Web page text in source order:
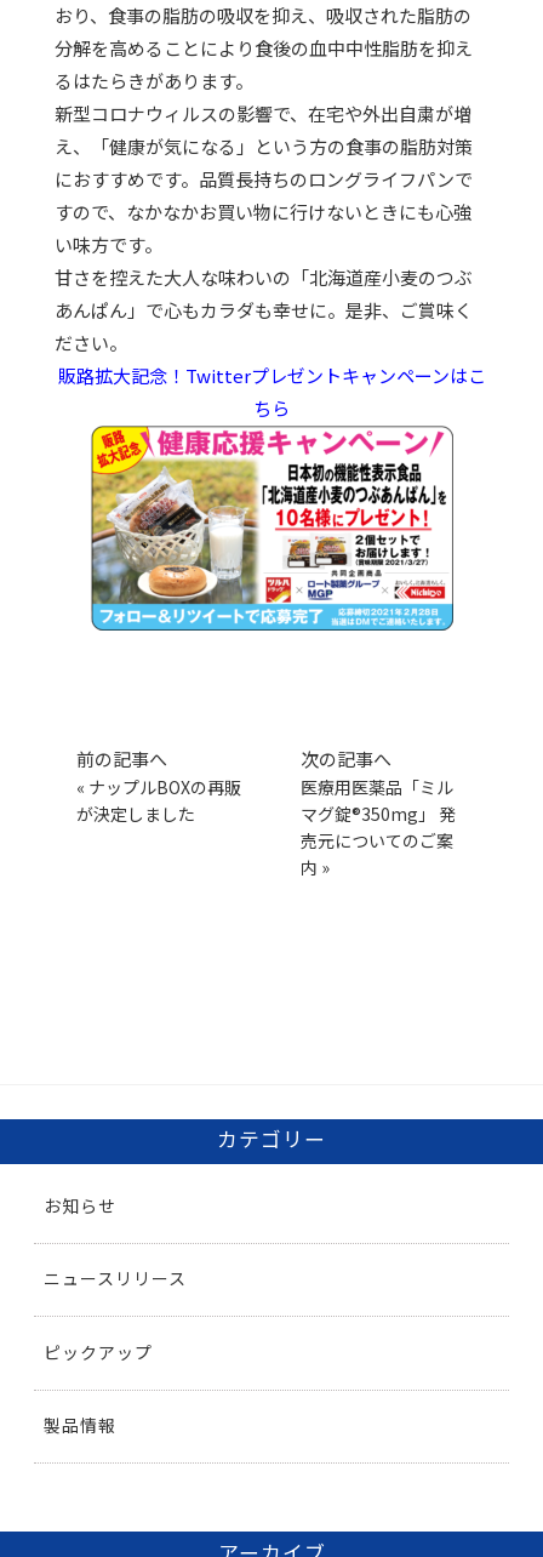
おり、食事の脂肪の吸収を抑え、吸収された脂肪の
分解を高めることにより食後の血中中性脂肪を抑え
るはたらきがあります。
新型コロナウィルスの影響で、在宅や外出自粛が増
え、「健康が気になる」という方の食事の脂肪対策
におすすめです。品質長持ちのロングライフパンで
すので、なかなかお買い物に行けないときにも心強
い味方です。
甘さを控えた大人な味わいの「北海道産小麦のつぶ
あんぱん」で心もカラダも幸せに。是非、ご賞味く
ださい。
販路拡大記念！Twitterプレゼントキャンペーンはこ
ちら
前の記事へ
« ナップルBOXの再販
が決定しました
次の記事へ
医療用医薬品「ミル
マグ錠®350mg」 発
売元についてのご案
内 »
カテゴリー
お知らせ
ニュースリリース
ピックアップ
製品情報